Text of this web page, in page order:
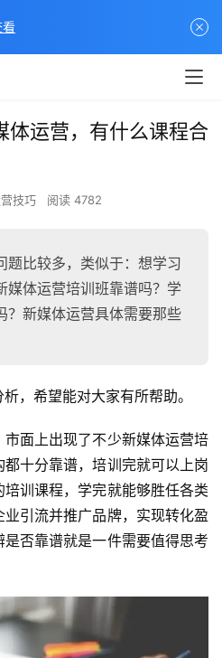
体运营，有什么课程合
技巧 阅读 4782
题比较多，类似于：想学习
媒体运营培训班靠谱吗？学
？新媒体运营具体需要那些
，希望能对大家有所帮助。
面上出现了不少新媒体运营培
十分靠谱，培训完就可以上岗
培训课程，学完就能够胜任各类
引流并推广品牌，实现转化盈
否靠谱就是一件需要值得思考
看